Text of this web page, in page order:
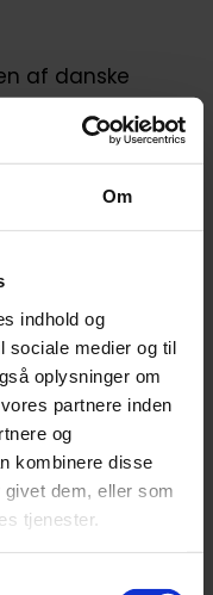
Om
indhold og
sociale medier og til
oplysninger om
partnere inden
og
kombinere disse
dem, eller som
tjenester.
af danske
af